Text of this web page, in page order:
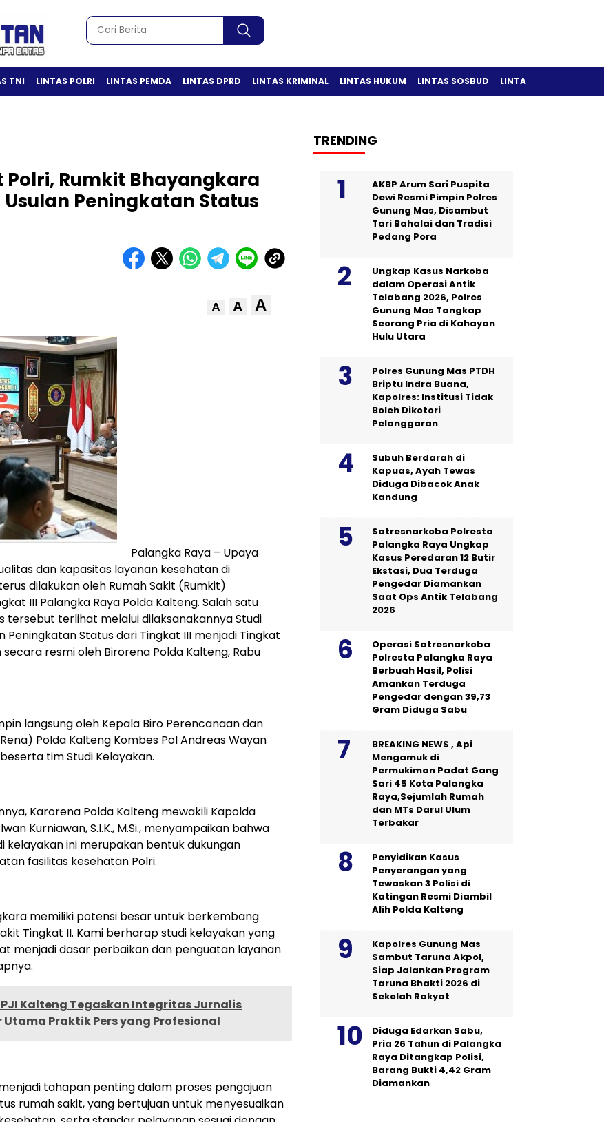
TNI LINTAS POLRI LINTAS PEMDA LINTAS DPRD LINTAS KRIMINAL LINTAS HUKUM LINTAS SOSBUD LINTAS OLAH RAGA
Polri, Rumkit Bhayangkara
Peningkatan Status
A A A
Palangka Raya – Upaya
dan kapasitas layanan kesehatan di
dilakukan oleh Rumah Sakit (Rumkit)
III Palangka Raya Polda Kalteng. Salah satu
tersebut terlihat melalui dilaksanakannya Studi
Peningkatan Status dari Tingkat III menjadi Tingkat
secara resmi oleh Birorena Polda Kalteng, Rabu
langsung oleh Kepala Biro Perencanaan dan
Polda Kalteng Kombes Pol Andreas Wayan
beserta tim Studi Kelayakan.
Karorena Polda Kalteng mewakili Kapolda
Kurniawan, S.I.K., M.Si., menyampaikan bahwa
kelayakan ini merupakan bentuk dukungan
fasilitas kesehatan Polri.
memiliki potensi besar untuk berkembang
Tingkat II. Kami berharap studi kelayakan yang
menjadi dasar perbaikan dan penguatan layanan
Kalteng Tegaskan Integritas Jurnalis
Utama Praktik Pers yang Profesional
tahapan penting dalam proses pengajuan
rumah sakit, yang bertujuan untuk menyesuaikan
TRENDING
AKBP Arum Sari Puspita
Dewi Resmi Pimpin Polres
Gunung Mas, Disambut
Tari Bahalai dan Tradisi
Pedang Pora
Ungkap Kasus Narkoba
dalam Operasi Antik
Telabang 2026, Polres
Gunung Mas Tangkap
Seorang Pria di Kahayan
Hulu Utara
Polres Gunung Mas PTDH
Briptu Indra Buana,
Kapolres: Institusi Tidak
Boleh Dikotori
Pelanggaran
Subuh Berdarah di
Kapuas, Ayah Tewas
Diduga Dibacok Anak
Kandung
Satresnarkoba Polresta
Palangka Raya Ungkap
Kasus Peredaran 12 Butir
Ekstasi, Dua Terduga
Pengedar Diamankan
Saat Ops Antik Telabang
2026
Operasi Satresnarkoba
Polresta Palangka Raya
Berbuah Hasil, Polisi
Amankan Terduga
Pengedar dengan 39,73
Gram Diduga Sabu
BREAKING NEWS , Api
Mengamuk di
Permukiman Padat Gang
Sari 45 Kota Palangka
Raya,Sejumlah Rumah
dan MTs Darul Ulum
Terbakar
Penyidikan Kasus
Penyerangan yang
Tewaskan 3 Polisi di
Katingan Resmi Diambil
Alih Polda Kalteng
Kapolres Gunung Mas
Sambut Taruna Akpol,
Siap Jalankan Program
Taruna Bhakti 2026 di
Sekolah Rakyat
Diduga Edarkan Sabu,
Pria 26 Tahun di Palangka
Raya Ditangkap Polisi,
Barang Bukti 4,42 Gram
Diamankan